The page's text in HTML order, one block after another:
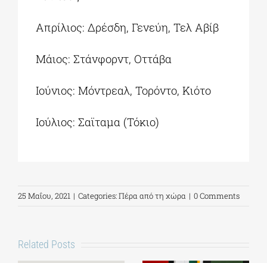
Απρίλιος: Δρέσδη, Γενεύη, Τελ Αβίβ
Μάιος: Στάνφορντ, Οττάβα
Ιούνιος: Μόντρεαλ, Τορόντο, Κιότο
Ιούλιος: Σαϊταμα (Τόκιο)
25 Μαΐου, 2021 | Categories:Πέρα από τη χώρα | 0 Comments
Related Posts